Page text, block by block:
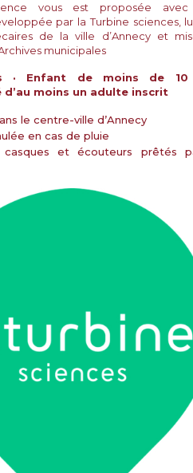
vous est proposée avec
par la Turbine sciences,
de la ville d’Annecy et
municipales
· Enfant de moins de 10
d’au moins un adulte inscrit
le centre-ville d’Annecy
en cas de pluie
casques et écouteurs prêtés